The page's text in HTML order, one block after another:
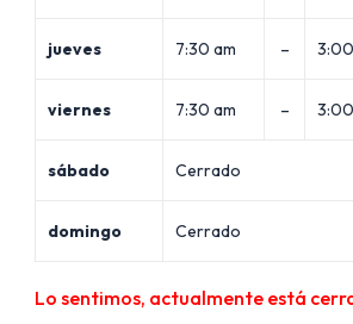
jueves 7:30 am –
viernes 7:30 am –
sábado Cerrado
domingo Cerrado
Lo sentimos, actualmente está